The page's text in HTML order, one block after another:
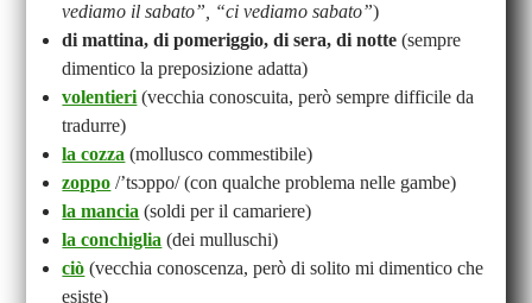
vediamo il sabato”, “ci vediamo sabato”)
di mattina, di pomeriggio, di sera, di notte (sempre
dimentico la preposizione adatta)
volentieri(vecchia conoscuita, però sempre difficile da
tradurre)
la cozza (mollusco commestibile)
zoppo /’tsɔppo/ (con qualche problema nelle gambe)
la mancia (soldi per il camariere)
la conchiglia (dei mulluschi)
ciò (vecchia conoscenza, però di solito mi dimentico che
esiste)